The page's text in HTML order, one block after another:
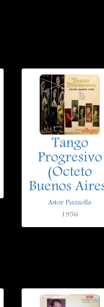
Tango
Progresivo
(Octeto
Buenos
Astor Piazzolla
1956